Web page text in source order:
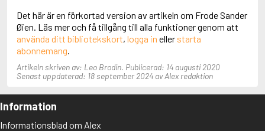
Det här är en förkortad version av artikeln om Frode Sander
Øien. Läs mer och få tillgång till alla funktioner genom att
använda ditt bibliotekskort, logga in eller starta
abonnemang
Artikeln skriven av: Leo Brodin. Publicerad: 14 augusti 2020
Senast uppdaterad: 18 september 2024 av Alex redaktion
Information
Informationsblad om Alex